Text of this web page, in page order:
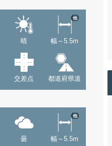
晴 幅～5.5m
他
交差点 都道府県道
曇 幅～5.5m
他